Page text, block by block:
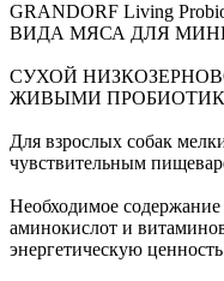
GRANDORF Living
ВИДА МЯСА ДЛЯ
СУХОЙ
ЖИВЫМИ
Для взрослых собак
чувствительным
Необходимое
аминокислот и
энергетическую